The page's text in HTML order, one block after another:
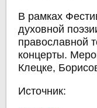
В рамках
духовной
православной
концерты.
Клецке,
Источник: